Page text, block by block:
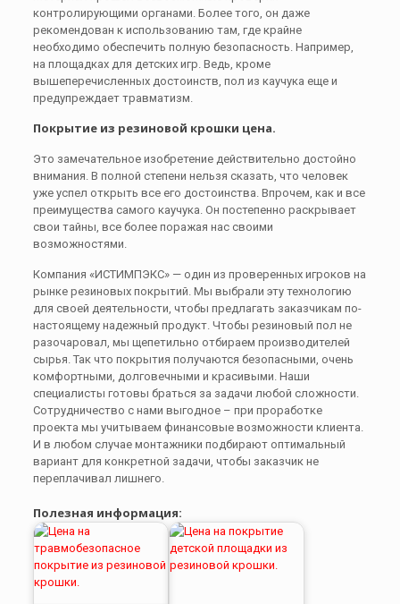
контролирующими органами. Более того, он даже
рекомендован к использованию там, где крайне
необходимо обеспечить полную безопасность. Например,
на площадках для детских игр. Ведь, кроме
вышеперечисленных достоинств, пол из каучука еще и
предупреждает травматизм.
Покрытие из резиновой крошки цена.
Это замечательное изобретение действительно достойно
внимания. В полной степени нельзя сказать, что человек
уже успел открыть все его достоинства. Впрочем, как и все
преимущества самого каучука. Он постепенно раскрывает
свои тайны, все более поражая нас своими
возможностями.
Компания «ИСТИМПЭКС» — один из проверенных игроков на
рынке резиновых покрытий. Мы выбрали эту технологию
для своей деятельности, чтобы предлагать заказчикам по-
настоящему надежный продукт. Чтобы резиновый пол не
разочаровал, мы щепетильно отбираем производителей
сырья. Так что покрытия получаются безопасными, очень
комфортными, долговечными и красивыми. Наши
специалисты готовы браться за задачи любой сложности.
Сотрудничество с нами выгодное – при проработке
проекта мы учитываем финансовые возможности клиента.
И в любом случае монтажники подбирают оптимальный
вариант для конкретной задачи, чтобы заказчик не
переплачивал лишнего.
Полезная информация: